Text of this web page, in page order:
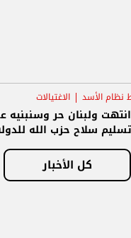
الأسد الاغتيالات
انتهت ولبنان حر
سلاح حزب الله
كل الأخبار